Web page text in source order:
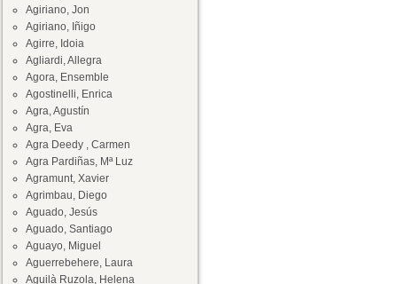
Agiriano, Jon
Agiriano, Iñigo
Agirre, Idoia
Agliardi, Allegra
Agora, Ensemble
Agostinelli, Enrica
Agra, Agustín
Agra, Eva
Agra Deedy , Carmen
Agra Pardiñas, Mª Luz
Agramunt, Xavier
Agrimbau, Diego
Aguado, Jesús
Aguado, Santiago
Aguayo, Miguel
Aguerrebehere, Laura
Aguilà Ruzola, Helena